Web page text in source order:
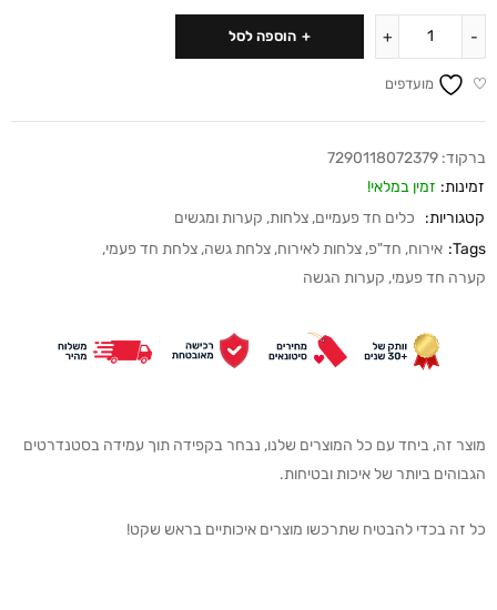
הוספה לסל
מועדפים
ברקוד: 7290118072379
זמינות: זמין במלאי!
קטגוריות:
כלים חד פעמיים, צלחות, קערות ומגשים
Tags: אירוח, חד"פ, צלחות לאירוח, צלחת גשה, צלחת חד פעמי,
קערה חד פעמי, קערות הגשה
מוצר זה, ביחד עם כל המוצרים שלנו, נבחר בקפידה תוך עמידה בסטנדרטים
הגבוהים ביותר של איכות ובטיחות.
כל זה בכדי להבטיח שתרכשו מוצרים איכותיים בראש שקט!